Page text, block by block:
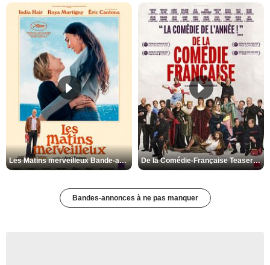
Les Matins merveilleux Bande-annonce VF De la Comédie-Française Teaser VF
Bandes-annonces à ne pas manquer